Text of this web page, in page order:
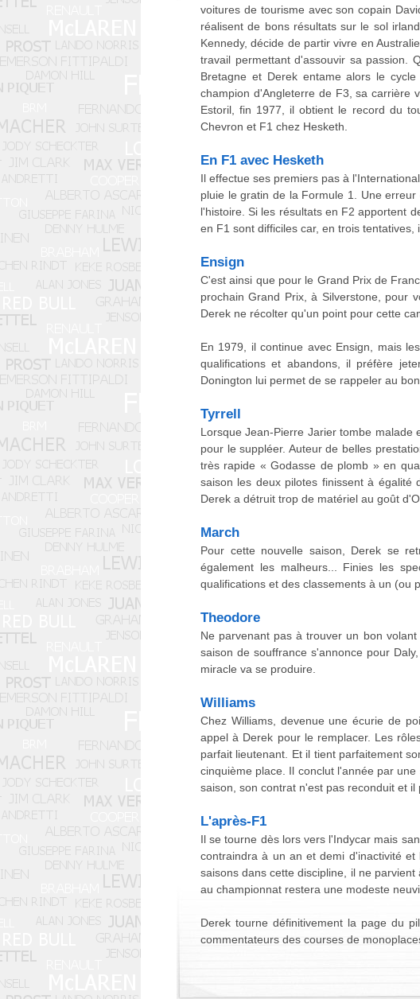
voitures de tourisme avec son copain
réalisent de bons résultats sur le sol
Kennedy, décide de partir vivre en
travail permettant d'assouvir sa passion.
Bretagne et Derek entame alors le
champion d'Angleterre de F3, sa carrière
Estoril, fin 1977, il obtient le record du
Chevron et F1 chez Hesketh.
En F1 avec Hesketh
Il effectue ses premiers pas à
pluie le gratin de la Formule 1. Une
l'histoire. Si les résultats en F2 apportent
en F1 sont difficiles car, en trois
Ensign
C'est ainsi que pour le Grand Prix de
prochain Grand Prix, à Silverstone, pour
Derek ne récolter qu'un point pour cette
En 1979, il continue avec Ensign, mais
qualifications et abandons, il préfère
Donington lui permet de se rappeler au
Tyrrell
Lorsque Jean-Pierre Jarier tombe
pour le suppléer. Auteur de belles
très rapide « Godasse de plomb » en
saison les deux pilotes finissent à égalité
Derek a détruit trop de matériel au goût
March
Pour cette nouvelle saison, Derek se
également les malheurs... Finies les
qualifications et des classements à un (ou
Theodore
Ne parvenant pas à trouver un bon
saison de souffrance s'annonce pour
miracle va se produire.
Williams
Chez Williams, devenue une écurie de
appel à Derek pour le remplacer. Les
parfait lieutenant. Et il tient parfaitement
cinquième place. Il conclut l'année par
saison, son contrat n'est pas reconduit et il
L'après-F1
Il se tourne dès lors vers l'Indycar mais
contraindra à un an et demi d'inactivité
saisons dans cette discipline, il ne
au championnat restera une modeste
Derek tourne définitivement la page du
commentateurs des courses de